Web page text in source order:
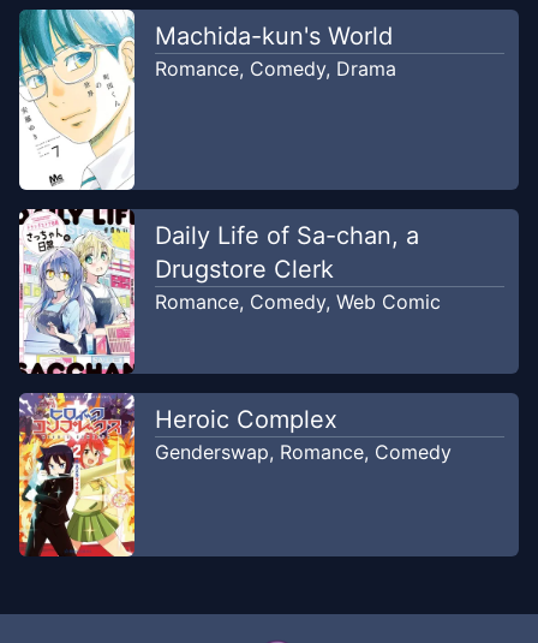
Chapter4
Mager Translation
Dec 25, 2024
Chapter3
Mager Translation
Chapter2
Ch. 2
Mager Translation
Apr 20, 2024
Chapter1-
Mager Translation
Machida-kun's World
Romance, Comedy, Drama
Daily Life of Sa-chan, a
Drugstore Clerk
Romance, Comedy, Web Comic
Heroic Complex
Genderswap, Romance, Comedy